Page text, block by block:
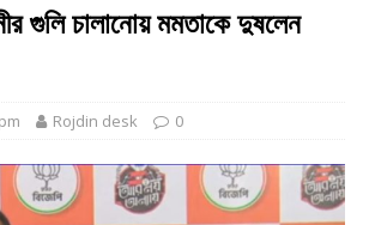
গুলি চালানোয় মমতাকে দুষলেন
Rojdin desk 0